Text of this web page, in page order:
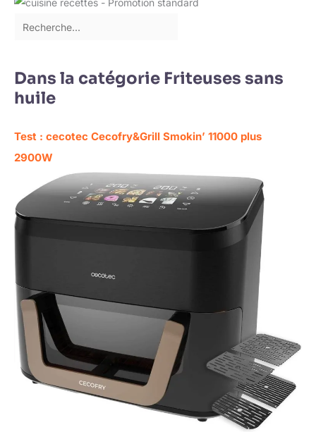
Dans la catégorie Friteuses sans
huile
Test : cecotec Cecofry&Grill Smokin’ 11000 plus
2900W